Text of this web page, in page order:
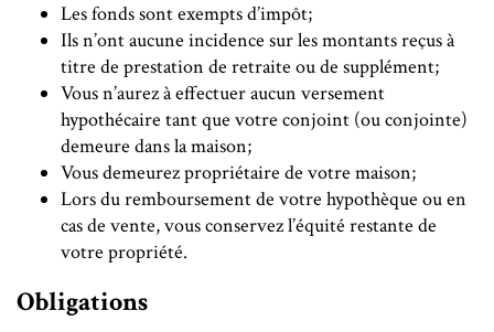
Les fonds sont exempts d’impôt;
Ils n’ont aucune incidence sur les montants reçus à
titre de prestation de retraite ou de supplément;
Vous n’aurez à effectuer aucun versement
hypothécaire tant que votre conjoint (ou conjointe)
demeure dans la maison;
Vous demeurez propriétaire de votre maison;
Lors du remboursement de votre hypothèque ou en
cas de vente, vous conservez l’équité restante de
votre propriété.
Obligations